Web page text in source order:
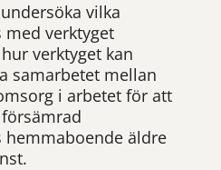
vilka
verktyget
verktyget kan
samarbetet mellan
i arbetet för att
äldre